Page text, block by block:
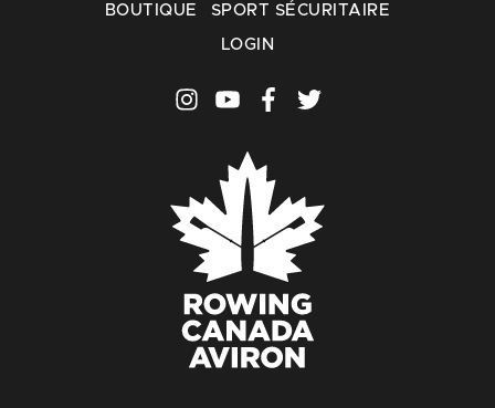
BOUTIQUE SPORT SÉCURITAIRE
LOGIN